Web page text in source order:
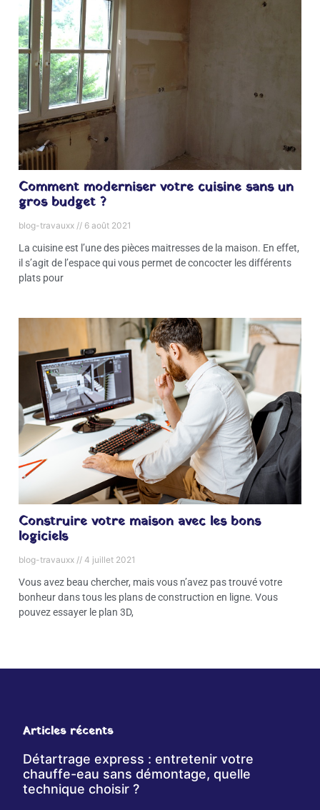
Comment moderniser votre cuisine sans un
gros budget ?
blog-travauxx 6 août 2021
La cuisine est l’une des pièces maitresses de la maison. En effet,
il s’agit de l’espace qui vous permet de concocter les différents
plats pour
Construire votre maison avec les bons
logiciels
blog-travauxx 4 juillet 2021
Vous avez beau chercher, mais vous n’avez pas trouvé votre
bonheur dans tous les plans de construction en ligne. Vous
pouvez essayer le plan 3D,
Articles récents
Détartrage express : entretenir votre
chauffe-eau sans démontage, quelle
technique choisir ?